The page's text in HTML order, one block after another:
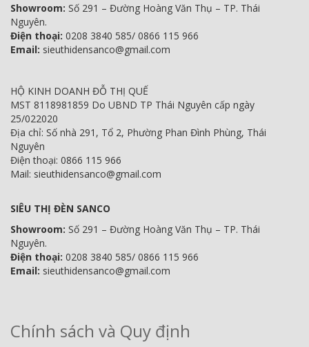
Showroom: Số 291 – Đường Hoàng Văn Thụ – TP. Thái
Nguyên.
Điện thoại: 0208 3840 585/ 0866 115 966
Email: sieuthidensanco@gmail.com
HỘ KINH DOANH ĐỖ THỊ QUẾ
MST 8118981859 Do UBND TP Thái Nguyên cấp ngày
25/022020
Địa chỉ: Số nhà 291, Tổ 2, Phường Phan Đình Phùng, Thái
Nguyên
Điện thoại: 0866 115 966
Mail: sieuthidensanco@gmail.com
SIÊU THỊ ĐÈN SANCO
Showroom: Số 291 – Đường Hoàng Văn Thụ – TP. Thái
Nguyên.
Điện thoại: 0208 3840 585/ 0866 115 966
Email: sieuthidensanco@gmail.com
Chính sách và Quy định